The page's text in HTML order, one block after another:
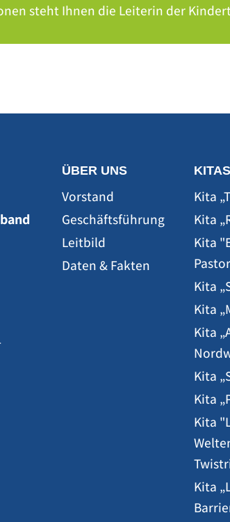
steht Ihnen die Leiterin der
ÜBER UNS
Vorstand
Geschäftsführung
Leitbild
Daten & Fakten
KITAS
Kita
Kita
Kita
Kita
Kita
Kita
Kita
Kita
Kita
Kita